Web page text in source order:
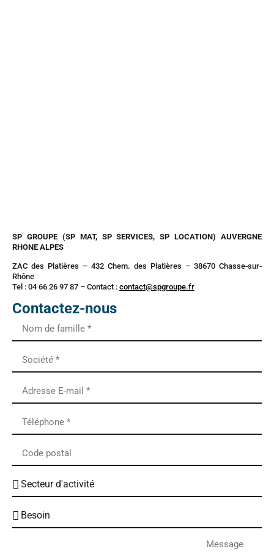
SP GROUPE (SP MAT, SP SERVICES, SP LOCATION) AUVERGNE
RHONE ALPES
ZAC des Platières – 432 Chem. des Platières – 38670 Chasse-sur-
Rhône
Tel : 04 66 26 97 87 – Contact : contact@spgroupe.fr
Contactez-nous